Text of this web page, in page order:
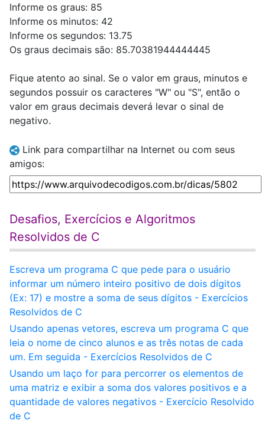
Informe os graus: 85
Informe os minutos: 42
Informe os segundos: 13.75
Os graus decimais são: 85.70381944444445
Fique atento ao sinal. Se o valor em graus, minutos e
segundos possuir os caracteres "W" ou "S", então o
valor em graus decimais deverá levar o sinal de
negativo.
Link para compartilhar na Internet ou com seus
amigos:
Desafios, Exercícios e Algoritmos
Resolvidos de C
Escreva um programa C que pede para o usuário
informar um número inteiro positivo de dois dígitos
(Ex: 17) e mostre a soma de seus dígitos - Exercícios
Resolvidos de C
Usando apenas vetores, escreva um programa C que
leia o nome de cinco alunos e as três notas de cada
um. Em seguida - Exercícios Resolvidos de C
Usando um laço for para percorrer os elementos de
uma matriz e exibir a soma dos valores positivos e a
quantidade de valores negativos - Exercício Resolvido
de C